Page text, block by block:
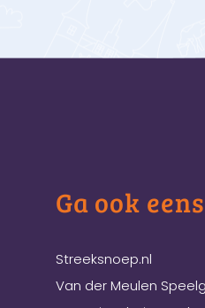
Ga ook
Streeksnoep.nl
Van der Meulen